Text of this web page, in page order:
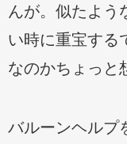
んが。似たよう
い時に重宝する
なのかちょっと
バルーンヘルプ